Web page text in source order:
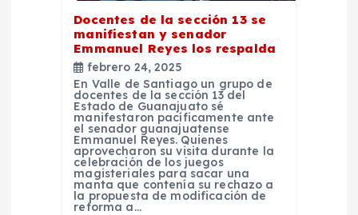
Docentes de la sección 13 se
manifiestan y senador
Emmanuel Reyes los respalda
febrero 24, 2025
En Valle de Santiago un grupo de
docentes de la sección 13 del
Estado de Guanajuato sé
manifestaron pacíficamente ante
el senador guanajuatense
Emmanuel Reyes. Quienes
aprovecharon su visita durante la
celebración de los juegos
magisteriales para sacar una
manta que contenía su rechazo a
la propuesta de modificación de
reforma a…